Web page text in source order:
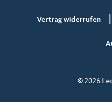
Vertrag widerrufen
© 2026